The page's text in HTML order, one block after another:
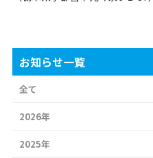
お知らせ一覧
全て
2026年
2025年